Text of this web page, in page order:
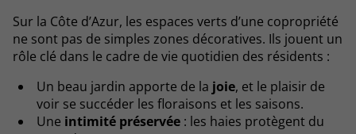
Sur la Côte d’Azur, les espaces verts d’une copropriété
ne sont pas de simples zones décoratives. Ils jouent un
rôle clé dans le cadre de vie quotidien des résidents :
Un beau jardin apporte de la joie, et le plaisir de
voir se succéder les floraisons et les saisons.
Une intimité préservée: les haies protègent du